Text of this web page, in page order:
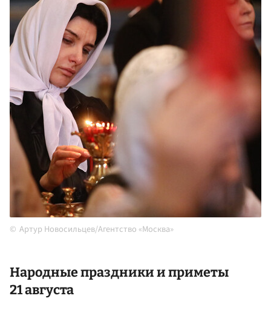
Артур Новосильцев/Агентство «Москва»
Народные праздники и приметы
21 августа